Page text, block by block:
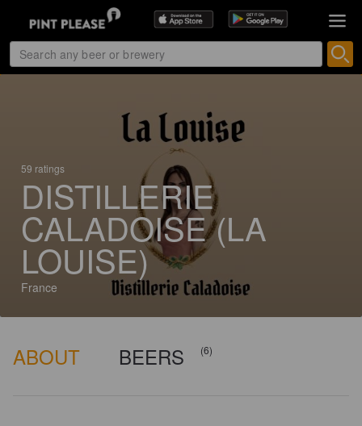
59 ratings
DISTILLERIE
CALADOISE (LA
LOUISE)
France
ABOUT BEERS (6)